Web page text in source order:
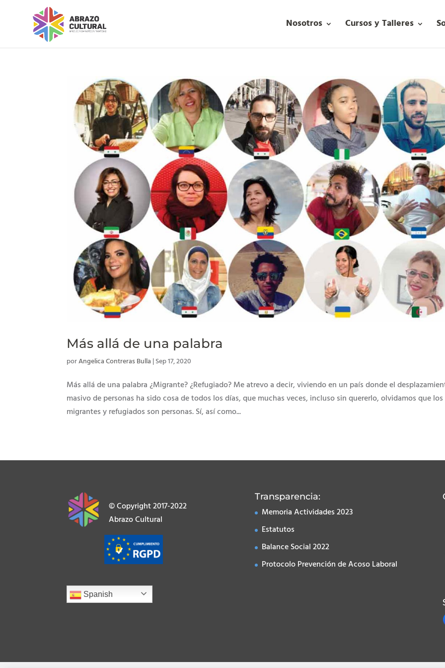
Nosotros Cursos y Talleres
Más allá de una palabra
porAngelica Contreras Bulla |Sep 17, 2020
Más allá de una palabra ¿Migrante? ¿Refugiado? Me atrevo a decir, viviendo en un país donde el
masivo de personas ha sido cosa de todos los días, que muchas veces, incluso sin quererlo, olvidamos que los
migrantes y refugiados son personas. Sí, así como...
© Copyright 2017-2022
Abrazo Cultural
Spanish
Transparencia:
Memoria Actividades 2023
Estatutos
Balance Social 2022
Protocolo Prevención de Acoso Laboral